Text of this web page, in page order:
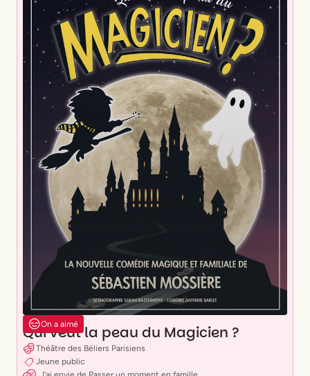
On a aimé
Qui veut la peau du Magicien ?
Théâtre des Béliers Parisiens
Jeune public